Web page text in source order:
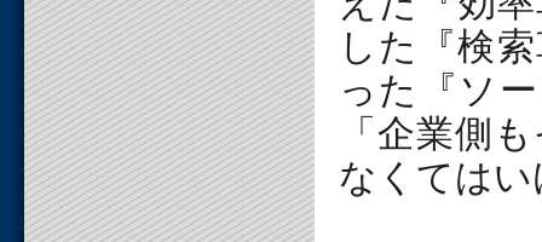
した『検
った『ソ
「企業側
なくては